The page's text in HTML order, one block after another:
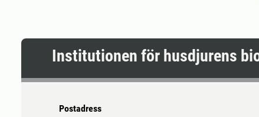
Institutionen för husdjurens
Postadress